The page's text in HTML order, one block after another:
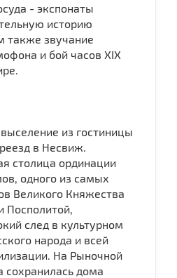
- экспонаты
историю
также звучание
и бой часов XIX
из гостиницы
в Несвиж.
столица ординации
одного из самых
Великого Княжества
Посполитой,
след в культурном
народа и всей
На Рыночной
дома